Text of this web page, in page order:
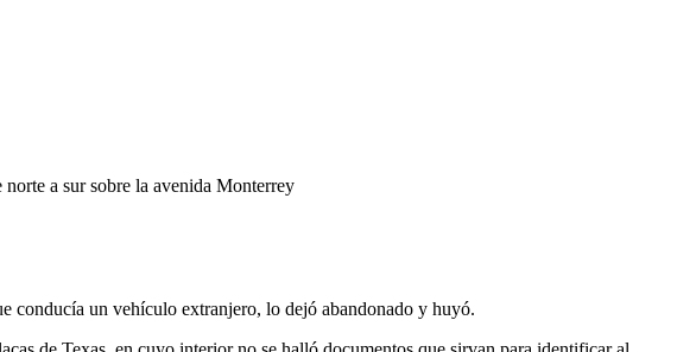
a sur sobre la avenida Monterrey
conducía un vehículo extranjero, lo dejó abandonado y huyó.